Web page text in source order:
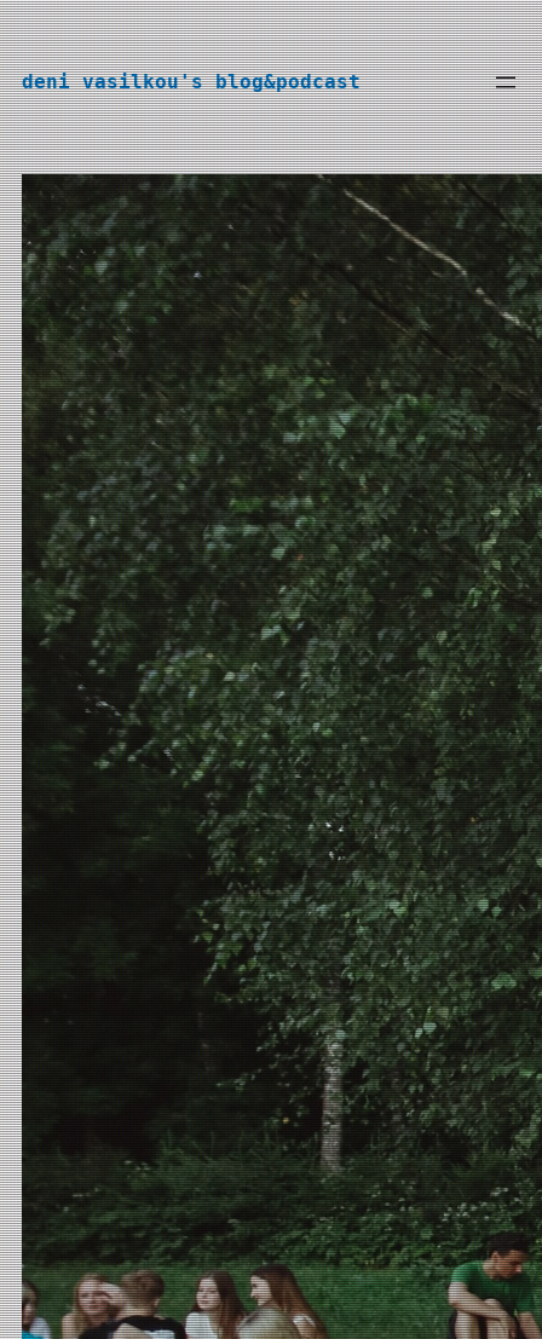
Перейти
к
содержимому
deni vasilkou's blog&podcast